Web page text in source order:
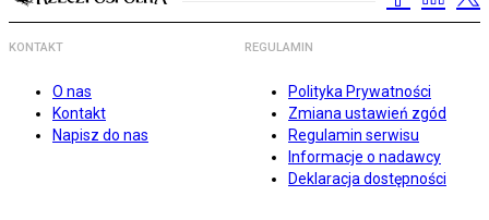
KONTAKT
O nas
Kontakt
Napisz do nas
REGULAMIN
Polityka Prywatności
Zmiana ustawień zgód
Regulamin serwisu
Informacje o nadawcy
Deklaracja dostępności